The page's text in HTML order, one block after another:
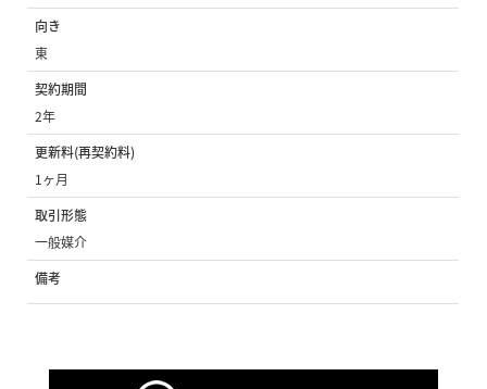
向き
東
契約期間
2年
更新料(再契約料)
1ヶ月
取引形態
一般媒介
備考